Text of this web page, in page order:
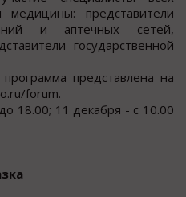
представители
и аптечных сетей,
государственной
представлена на
forum.
18.00; 11 декабря - с 10.00